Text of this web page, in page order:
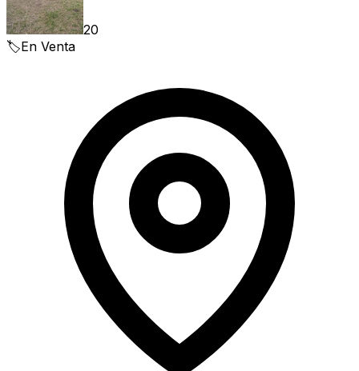
20
🏷️En Venta